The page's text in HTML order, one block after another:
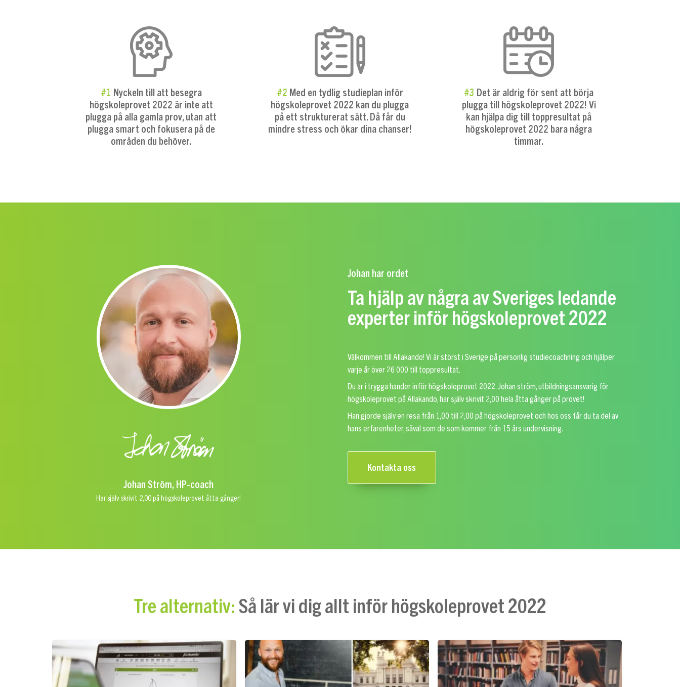
#1 Nyckeln till att besegra
högskoleprovet 2022 är inte att
plugga på alla gamla prov, utan att
plugga smart och fokusera på de
områden du behöver.
#2 Med en tydlig studieplan inför
högskoleprovet 2022 kan du plugga
på ett strukturerat sätt. Då får du
mindre stress och ökar dina chanser!
#3 Det är aldrig för sent att börja
plugga till högskoleprovet 2022! Vi
kan hjälpa dig till toppresultat på
högskoleprovet 2022 bara några
timmar.
Johan har ordet
Ta hjälp av några av Sveriges ledande
experter inför högskoleprovet 2022
Välkommen till Allakando! Vi är störst i Sverige på personlig studiecoachning och hjälper
varje år över 26 000 till toppresultat.
Du är i trygga händer inför högskoleprovet 2022. Johan ström, utbildningsansvarig för
högskoleprovet på Allakando, har själv skrivit 2,00 hela åtta gånger på provet!
Han gjorde själv en resa från 1,00 till 2,00 på högskoleprovet och hos oss får du ta del av
hans erfarenheter, såväl som de som kommer från 15 års undervisning.
Kontakta oss
Johan Ström, HP-coach
Har själv skrivit 2,00 på högskoleprovet åtta gånger!
Tre alternativ: Så lär vi dig allt inför högskoleprovet 2022